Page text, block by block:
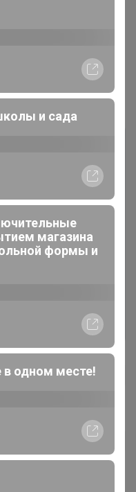
необходимо
на сайте!
Автор уже получил заказ!
и сада
магазина
формы и
одном месте!